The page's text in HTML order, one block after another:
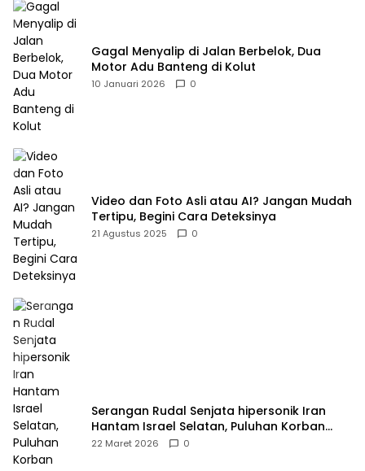
Gagal Menyalip di Jalan Berbelok, Dua
Motor Adu Banteng di Kolut
10 Januari 2026 0
Video dan Foto Asli atau AI? Jangan Mudah
Tertipu, Begini Cara Deteksinya
21 Agustus 2025 0
Serangan Rudal Senjata hipersonik Iran
Hantam Israel Selatan, Puluhan Korban
Dilaporkan Meninggal dan Ratusan Terluka
22 Maret 2026 0